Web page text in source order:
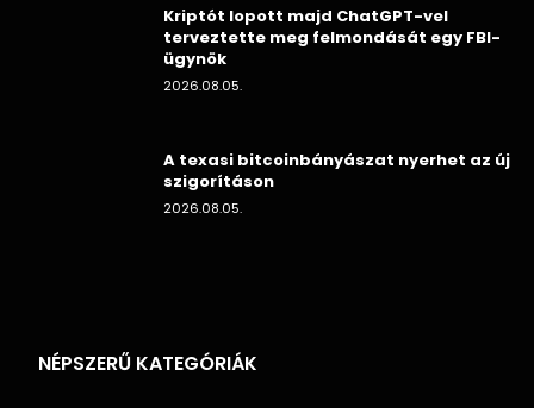
Kriptót lopott majd ChatGPT-vel
terveztette meg felmondását egy FBI-
ügynök
2026.08.05.
A texasi bitcoinbányászat nyerhet az új
szigorításon
2026.08.05.
NÉPSZERŰ KATEGÓRIÁK